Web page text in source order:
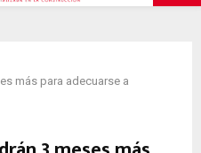
más para adecuarse a